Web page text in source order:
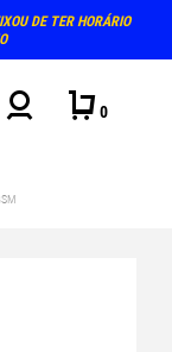
DE TER HORÁRIO
0